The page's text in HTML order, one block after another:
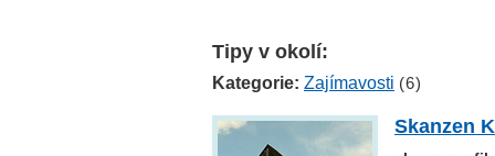
Tipy v okolí:
Kategorie: Zajímavosti (6)
Skanzen